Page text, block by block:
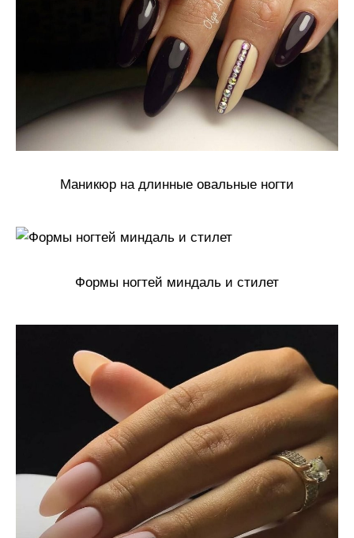
Маникюр на длинные овальные ногти
Формы ногтей миндаль и стилет